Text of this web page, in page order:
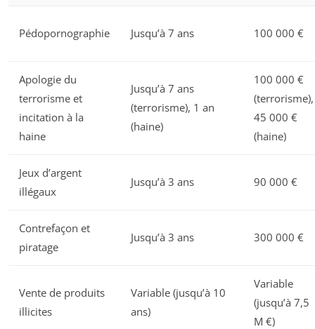
Pédopornographie Jusqu’à 7 ans 100 000 €
Apologie du
terrorisme et
incitation à la
haine
Jusqu’à 7 ans
(terrorisme), 1 an
(haine)
100 000 €
(terrorisme),
45 000 €
(haine)
Jeux d’argent
illégaux
Jusqu’à 3 ans 90 000 €
Contrefaçon et
piratage
Jusqu’à 3 ans 300 000 €
Vente de produits
illicites
Variable (jusqu’à 10
ans)
Variable
(jusqu’à 7,5
M €)